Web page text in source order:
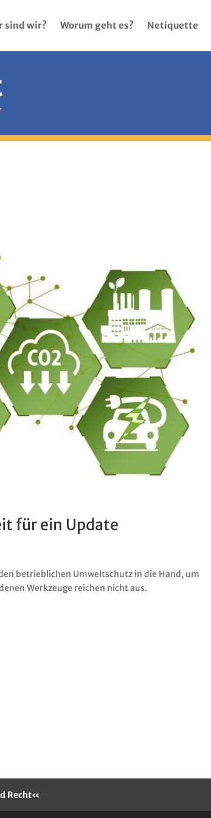
sind wir? Worum geht es? Netiquette
für ein Update
betrieblichen Umweltschutz in die Hand, um
Werkzeuge reichen nicht aus.
Recht«